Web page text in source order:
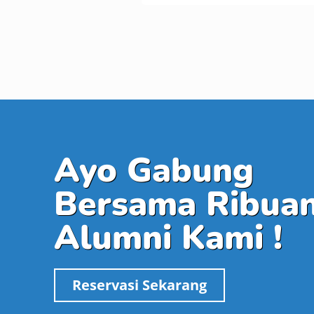
Ayo Gabung
Bersama
Alumni Kami !
Reservasi Sekarang